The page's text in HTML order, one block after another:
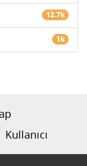
12.7k
1k
Kullanıcı